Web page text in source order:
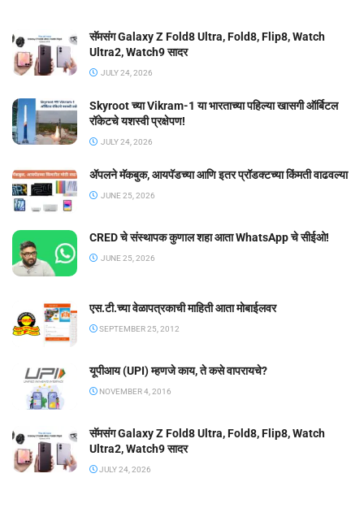
सॅमसंग Galaxy Z Fold8 Ultra, Fold8, Flip8, Watch
Ultra2, Watch9 सादर
JULY 24, 2026
Skyroot च्या Vikram-1 या भारताच्या पहिल्या खासगी ऑर्बिटल
रॉकेटचे यशस्वी प्रक्षेपण!
JULY 24, 2026
ॲपलने मॅकबुक, आयपॅडच्या आणि इतर प्रॉडक्टच्या किंमती वाढवल्या
JUNE 25, 2026
CRED चे संस्थापक कुणाल शहा आता WhatsApp चे सीईओ!
JUNE 25, 2026
एस.टी.च्या वेळापत्रकाची माहिती आता मोबाईलवर
SEPTEMBER 25, 2012
यूपीआय (UPI) म्हणजे काय, ते कसे वापरायचे?
NOVEMBER 4, 2016
सॅमसंग Galaxy Z Fold8 Ultra, Fold8, Flip8, Watch
Ultra2, Watch9 सादर
JULY 24, 2026